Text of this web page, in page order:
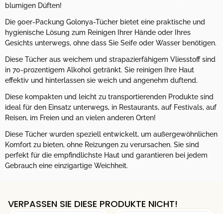
blumigen Düften!
Die 90er-Packung Golonya-Tücher bietet eine praktische und
hygienische Lösung zum Reinigen Ihrer Hände oder Ihres
Gesichts unterwegs, ohne dass Sie Seife oder Wasser benötigen.
Diese Tücher aus weichem und strapazierfähigem Vliesstoff sind
in 70-prozentigem Alkohol getränkt. Sie reinigen Ihre Haut
effektiv und hinterlassen sie weich und angenehm duftend.
Diese kompakten und leicht zu transportierenden Produkte sind
ideal für den Einsatz unterwegs, in Restaurants, auf Festivals, auf
Reisen, im Freien und an vielen anderen Orten!
Diese Tücher wurden speziell entwickelt, um außergewöhnlichen
Komfort zu bieten, ohne Reizungen zu verursachen. Sie sind
perfekt für die empfindlichste Haut und garantieren bei jedem
Gebrauch eine einzigartige Weichheit.
VERPASSEN SIE DIESE PRODUKTE NICHT!